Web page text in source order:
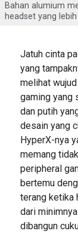
Bahan alumium
headset yang
Jatuh cinta
yang
melihat
gaming yang
dan putih
desain yang
HyperX-nya
memang
peripheral
bertemu
terang ketika
dari
dibangun